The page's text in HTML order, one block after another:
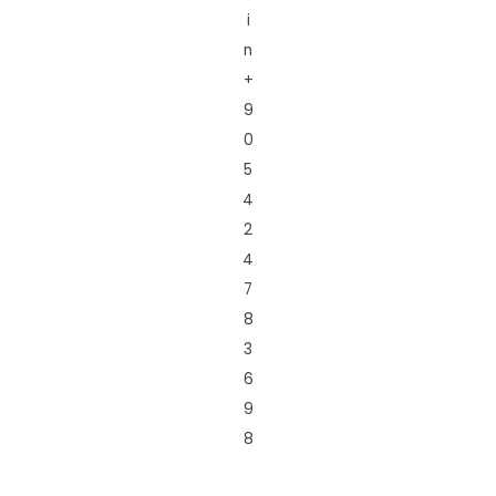
i
n
+
9
0
5
4
2
4
7
8
3
6
9
8